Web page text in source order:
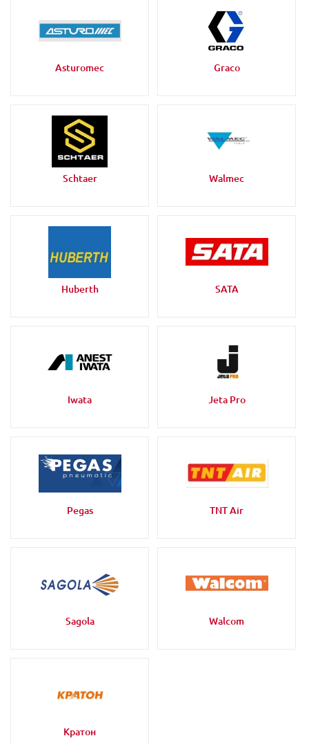
Asturomec Graco
Schtaer Walmec
Huberth SATA
Iwata Jeta Pro
Pegas TNT Air
Sagola Walcom
Кратон